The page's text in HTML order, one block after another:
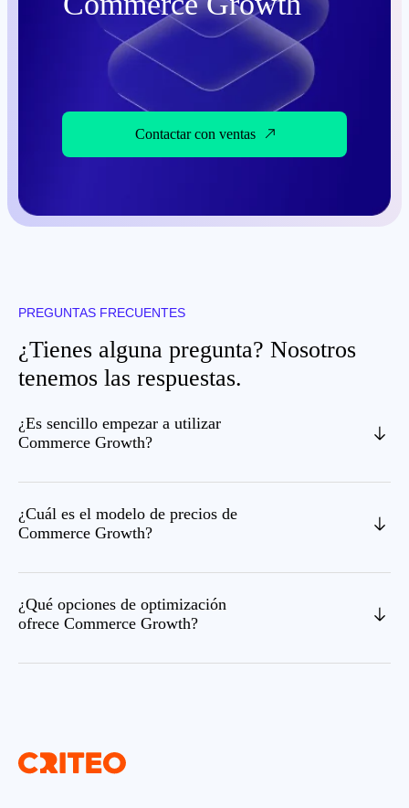
Contactar con ventas
PREGUNTAS FRECUENTES
¿Tienes alguna pregunta? Nosotros
tenemos las respuestas.
¿Es sencillo empezar a utilizar
Commerce Growth?
¿Cuál es el modelo de precios de
Commerce Growth?
¿Qué opciones de optimización
ofrece Commerce Growth?